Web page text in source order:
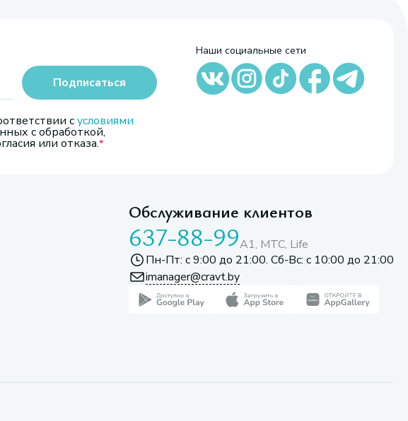
сусловиями
с обработкой,
или отказа.
Подписаться
Наши социальные сети
Обслуживание клиентов
637-88-99A1, МТС, Life
Пн-Пт: с 9:00 до 21:00. Сб-Вс: с 10:00 до 21:00
imanager@cravt.by